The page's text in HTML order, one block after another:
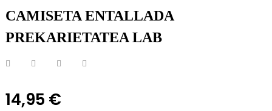
CAMISETA ENTALLADA
PREKARIETATEA LAB
14,95 €